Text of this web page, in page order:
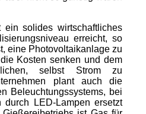
ein solides wirtschaftliches
erreicht, so
eine Photovoltaikanlage zu
Kosten senken und dem
selbst Strom zu
plant auch die
Beleuchtungssystems, bei
LED-Lampen ersetzt